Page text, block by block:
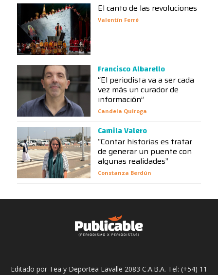
El canto de las revoluciones
Valentín Ferré
Francisco Albarello
“El periodista va a ser cada
vez más un curador de
información”
Candela Quiroga
Camila Valero
“Contar historias es tratar
de generar un puente con
algunas realidades”
Constanza Berdún
Editado por Tea y Deportea Lavalle 2083 C.A.B.A. Tel: (+54) 11